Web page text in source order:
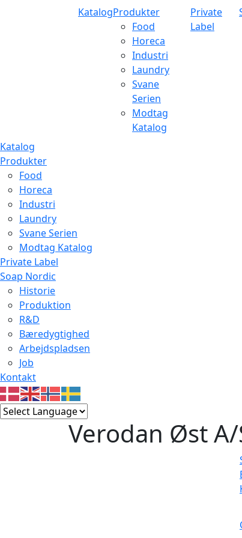
KatalogProdukter
Food
Horeca
Industri
Laundry
Svane
Serien
Modtag
Katalog
Private
Label
Katalog
Produkter
Food
Horeca
Industri
Laundry
Svane Serien
Modtag Katalog
Private Label
Soap Nordic
Historie
Produktion
R&D
Bæredygtighed
Arbejdspladsen
Job
Kontakt
Verodan Øst A/